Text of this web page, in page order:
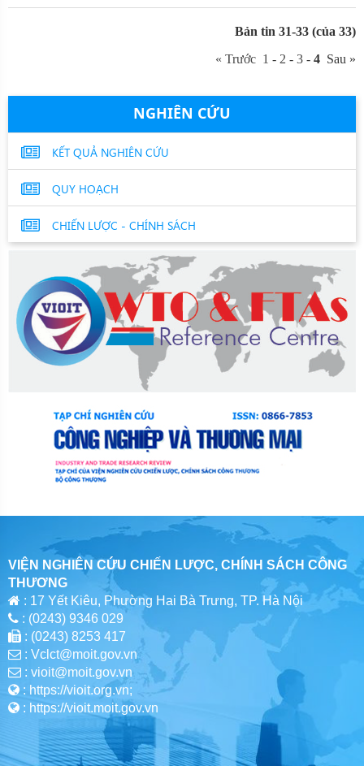
Bản tin 31-33 (của 33)
« Trước 1 - 2 - 3 - 4 Sau »
NGHIÊN CỨU
KẾT QUẢ NGHIÊN CỨU
QUY HOẠCH
CHIẾN LƯỢC - CHÍNH SÁCH
VIỆN NGHIÊN CỨU CHIẾN LƯỢC, CHÍNH SÁCH CÔNG
THƯƠNG
: 17 Yết Kiêu, Phường Hai Bà Trưng, TP. Hà Nội
: (0243) 9346 029
: (0243) 8253 417
: Vclct@moit.gov.vn
: vioit@moit.gov.vn
: https://vioit.org.vn;
: https://vioit.moit.gov.vn